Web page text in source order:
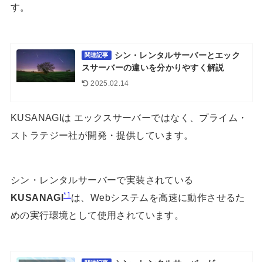
す。
関連記事
シン・レンタルサーバーとエック
スサーバーの違いを分かりやすく解説
2025.02.14
KUSANAGIは エックスサーバーではなく、プライム・
ストラテジー社が開発・提供しています。
シン・レンタルサーバーで実装されている
KUSANAGI*1は、Webシステムを高速に動作させるた
めの実行環境として使用されています。